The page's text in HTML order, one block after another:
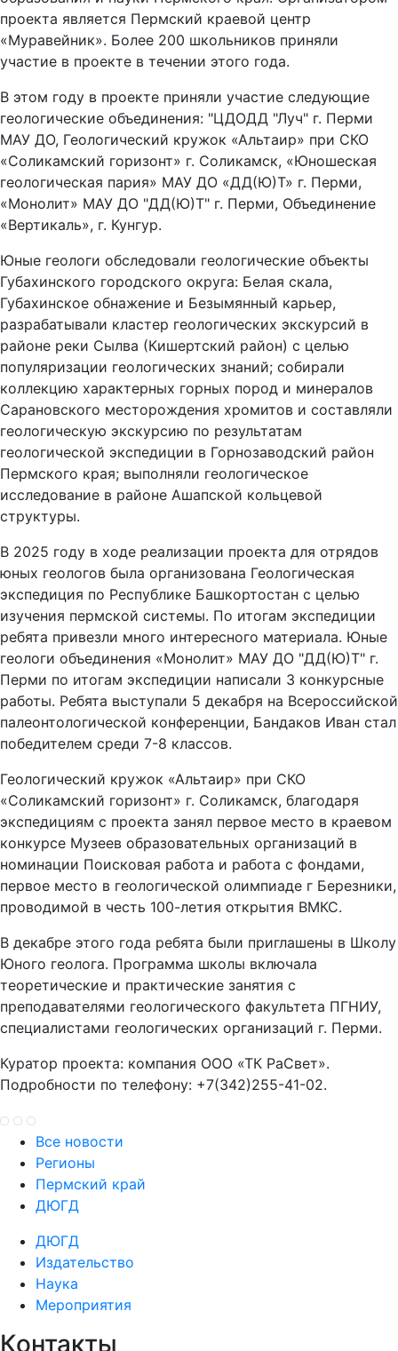
проекта является Пермский краевой центр
«Муравейник». Более 200 школьников приняли
участие в проекте в течении этого года.
В этом году в проекте приняли участие следующие
геологические объединения: "ЦДОДД "Луч" г. Перми
МАУ ДО, Геологический кружок «Альтаир» при СКО
«Соликамский горизонт» г. Соликамск, «Юношеская
геологическая пария» МАУ ДО «ДД(Ю)Т» г. Перми,
«Монолит» МАУ ДО "ДД(Ю)Т" г. Перми, Объединение
«Вертикаль», г. Кунгур.
Юные геологи обследовали геологические объекты
Губахинского городского округа: Белая скала,
Губахинское обнажение и Безымянный карьер,
разрабатывали кластер геологических экскурсий в
районе реки Сылва (Кишертский район) с целью
популяризации геологических знаний; собирали
коллекцию характерных горных пород и минералов
Сарановского месторождения хромитов и составляли
геологическую экскурсию по результатам
геологической экспедиции в Горнозаводский район
Пермского края; выполняли геологическое
исследование в районе Ашапской кольцевой
структуры.
В 2025 году в ходе реализации проекта для отрядов
юных геологов была организована Геологическая
экспедиция по Республике Башкортостан с целью
изучения пермской системы. По итогам экспедиции
ребята привезли много интересного материала. Юные
геологи объединения «Монолит» МАУ ДО "ДД(Ю)Т" г.
Перми по итогам экспедиции написали 3 конкурсные
работы. Ребята выступали 5 декабря на Всероссийской
палеонтологической конференции, Бандаков Иван стал
победителем среди 7-8 классов.
Геологический кружок «Альтаир» при СКО
«Соликамский горизонт» г. Соликамск, благодаря
экспедициям с проекта занял первое место в краевом
конкурсе Музеев образовательных организаций в
номинации Поисковая работа и работа с фондами,
первое место в геологической олимпиаде г Березники,
проводимой в честь 100-летия открытия ВМКС.
В декабре этого года ребята были приглашены в Школу
Юного геолога. Программа школы включала
теоретические и практические занятия с
преподавателями геологического факультета ПГНИУ,
специалистами геологических организаций г. Перми.
Куратор проекта: компания ООО «ТК РаСвет».
Подробности по телефону: +7(342)255-41-02.
Все новости
Регионы
Пермский край
ДЮГД
ДЮГД
Издательство
Наука
Мероприятия
Контакты